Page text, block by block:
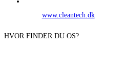
www.cleantech.dk
HVOR FINDER DU OS?